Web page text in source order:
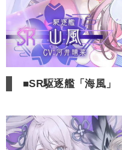
■SR駆逐艦「海風」